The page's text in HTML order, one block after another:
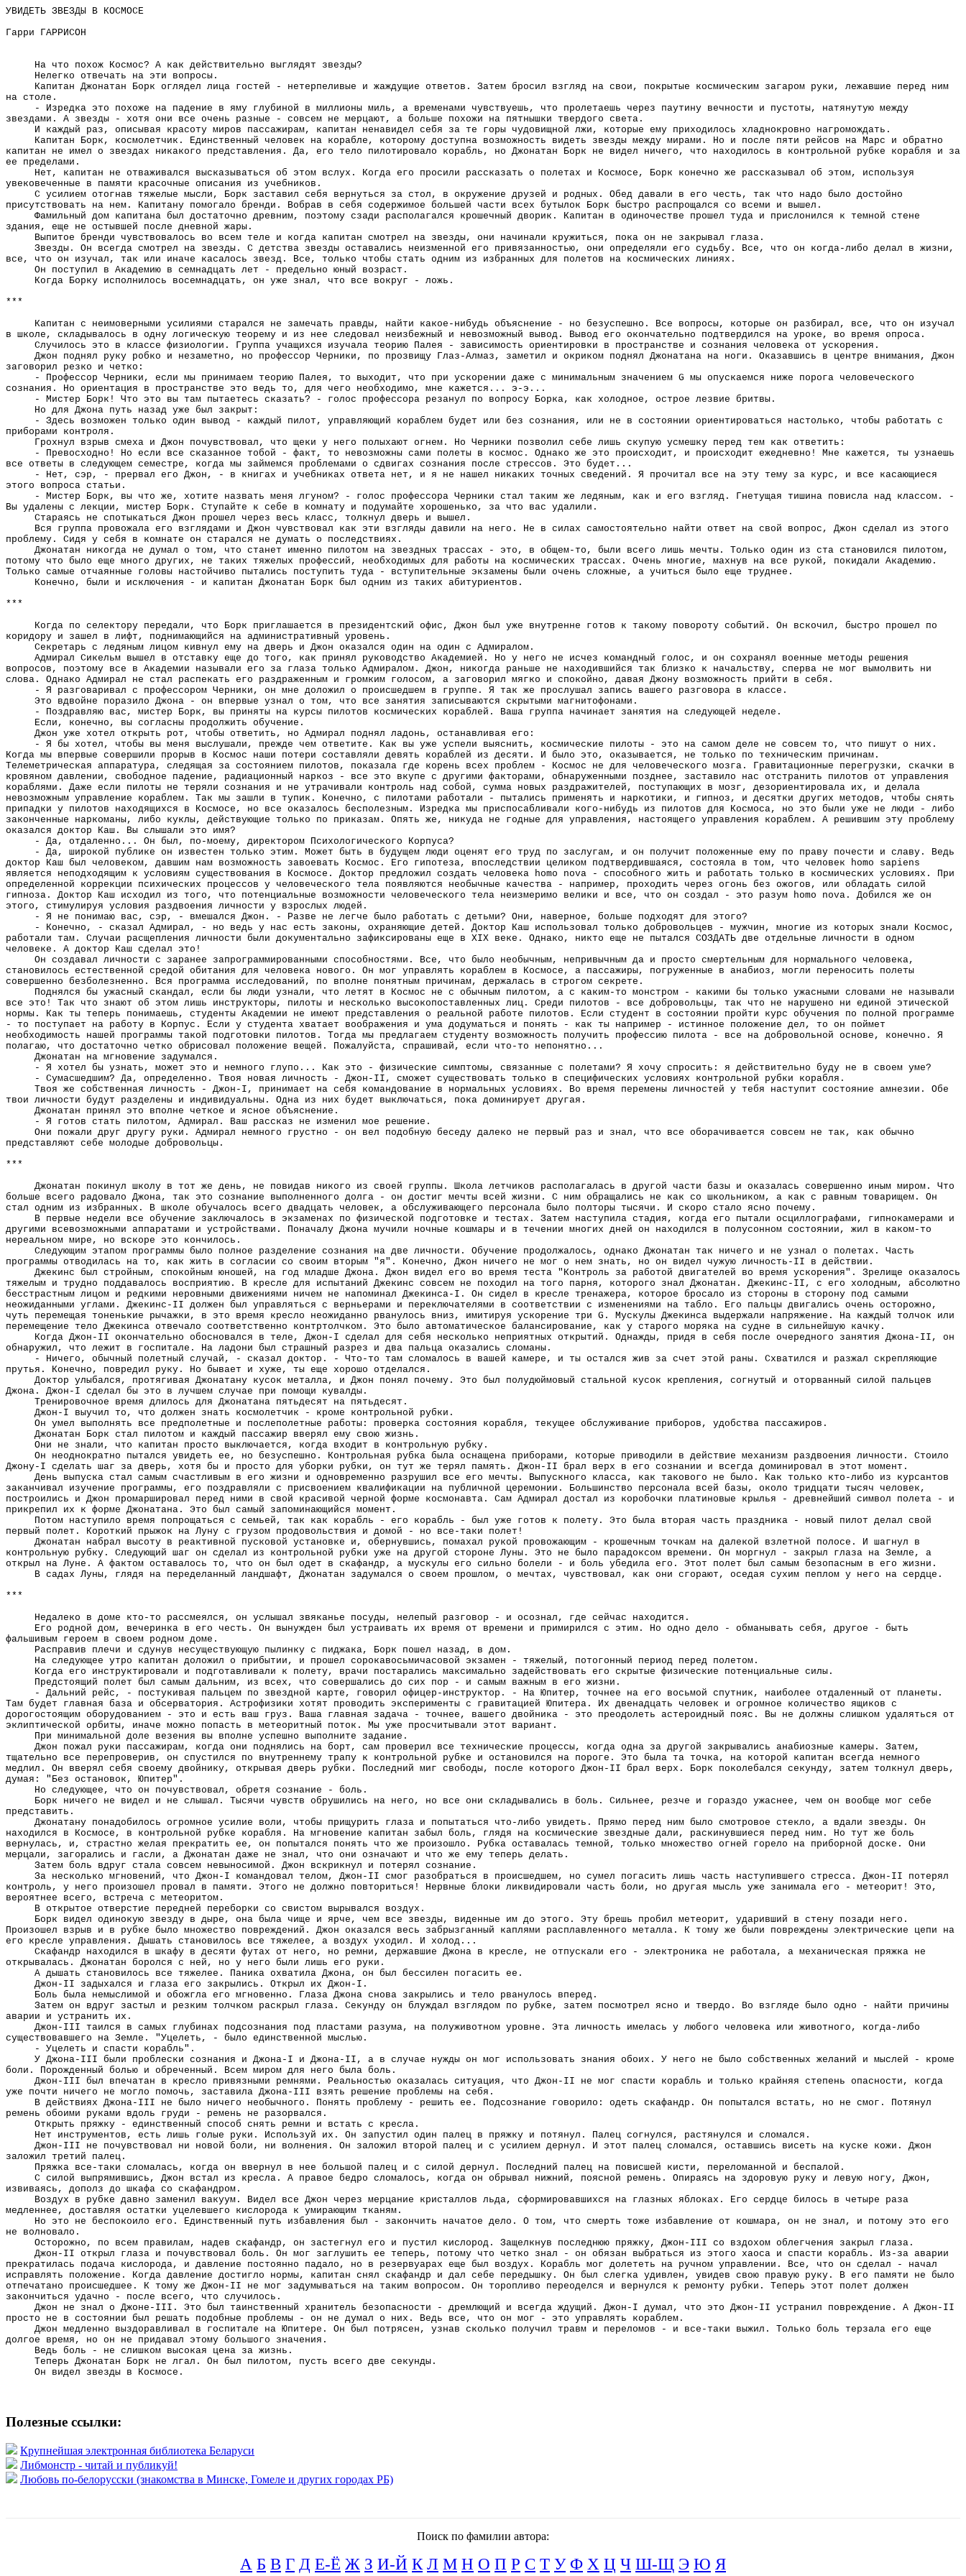
УВИДЕТЬ ЗВЕЗДЫ В КОСМОСЕ
Гарри ГАРРИСОН
На что похож Космос? А как действительно выглядят звезды?
Нелегко отвечать на эти вопросы.
Капитан Джонатан Борк оглядел лица гостей - нетерпеливые и жаждущие ответов. Затем бросил взгляд на свои, покрытые космическим загаром руки, лежавшие перед ним
на столе.
- Изредка это похоже на падение в яму глубиной в миллионы миль, а временами чувствуешь, что пролетаешь через паутину вечности и пустоты, натянутую между
звездами. А звезды - хотя они все очень разные - совсем не мерцают, а больше похожи на пятнышки твердого света.
И каждый раз, описывая красоту миров пассажирам, капитан ненавидел себя за те горы чудовищной лжи, которые ему приходилось хладнокровно нагромождать.
Капитан Борк, космолетчик. Единственный человек на корабле, которому доступна возможность видеть звезды между мирами. Но и после пяти рейсов на Марс и обратно
капитан не имел о звездах никакого представления. Да, его тело пилотировало корабль, но Джонатан Борк не видел ничего, что находилось в контрольной рубке корабля и за
ее пределами.
Нет, капитан не отваживался высказываться об этом вслух. Когда его просили рассказать о полетах и Космосе, Борк конечно же рассказывал об этом, используя
увековеченные в памяти красочные описания из учебников.
С усилием отогнав тяжелые мысли, Борк заставил себя вернуться за стол, в окружение друзей и родных. Обед давали в его честь, так что надо было достойно
присутствовать на нем. Капитану помогало бренди. Вобрав в себя содержимое большей части всех бутылок Борк быстро распрощался со всеми и вышел.
Фамильный дом капитана был достаточно древним, поэтому сзади располагался крошечный дворик. Капитан в одиночестве прошел туда и прислонился к темной стене
здания, еще не остывшей после дневной жары.
Выпитое бренди чувствовалось во всем теле и когда капитан смотрел на звезды, они начинали кружиться, пока он не закрывал глаза.
Звезды. Он всегда смотрел на звезды. С детства звезды оставались неизменной его привязанностью, они определяли его судьбу. Все, что он когда-либо делал в жизни,
все, что он изучал, так или иначе касалось звезд. Все, только чтобы стать одним из избранных для полетов на космических линиях.
Он поступил в Академию в семнадцать лет - предельно юный возраст.
Когда Борку исполнилось восемнадцать, он уже знал, что все вокруг - ложь.
***
Капитан с неимоверными усилиями старался не замечать правды, найти какое-нибудь объяснение - но безуспешно. Все вопросы, которые он разбирал, все, что он изучал
в школе, складывалось в одну логическую теорему и из нее следовал неизбежный и невозможный вывод. Вывод его окончательно подтвердился на уроке, во время опроса.
Случилось это в классе физиологии. Группа учащихся изучала теорию Палея - зависимость ориентировки в пространстве и сознания человека от ускорения.
Джон поднял руку робко и незаметно, но профессор Черники, по прозвищу Глаз-Алмаз, заметил и окриком поднял Джонатана на ноги. Оказавшись в центре внимания, Джон
заговорил резко и четко:
- Профессор Черники, если мы принимаем теорию Палея, то выходит, что при ускорении даже с минимальным значением G мы опускаемся ниже порога человеческого
сознания. Но ориентация в пространстве это ведь то, для чего необходимо, мне кажется... э-э...
- Мистер Борк! Что это вы там пытаетесь сказать? - голос профессора резанул по вопросу Борка, как холодное, острое лезвие бритвы.
Но для Джона путь назад уже был закрыт:
- Здесь возможен только один вывод - каждый пилот, управляющий кораблем будет или без сознания, или не в состоянии ориентироваться настолько, чтобы работать с
приборами контроля.
Грохнул взрыв смеха и Джон почувствовал, что щеки у него полыхают огнем. Но Черники позволил себе лишь скупую усмешку перед тем как ответить:
- Превосходно! Но если все сказанное тобой - факт, то невозможны сами полеты в космос. Однако же это происходит, и происходит ежедневно! Мне кажется, ты узнаешь
все ответы в следующем семестре, когда мы займемся проблемами о сдвигах сознания после стрессов. Это будет...
- Нет, сэр, - прервал его Джон, - в книгах и учебниках ответа нет, и я не нашел никаких точных сведений. Я прочитал все на эту тему за курс, и все касающиеся
этого вопроса статьи.
- Мистер Борк, вы что же, хотите назвать меня лгуном? - голос профессора Черники стал таким же ледяным, как и его взгляд. Гнетущая тишина повисла над классом. -
Вы удалены с лекции, мистер Борк. Ступайте к себе в комнату и подумайте хорошенько, за что вас удалили.
Стараясь не спотыкаться Джон прошел через весь класс, толкнул дверь и вышел.
Вся группа провожала его взглядами и Джон чувствовал как эти взгляды давили на него. Не в силах самостоятельно найти ответ на свой вопрос, Джон сделал из этого
проблему. Сидя у себя в комнате он старался не думать о последствиях.
Джонатан никогда не думал о том, что станет именно пилотом на звездных трассах - это, в общем-то, были всего лишь мечты. Только один из ста становился пилотом,
потому что было еще много других, не таких тяжелых профессий, необходимых для работы на космических трассах. Очень многие, махнув на все рукой, покидали Академию.
Только самые отчаянные головы настойчиво пытались поступить туда - вступительные экзамены были очень сложные, а учиться было еще труднее.
Конечно, были и исключения - и капитан Джонатан Борк был одним из таких абитуриентов.
***
Когда по селектору передали, что Борк приглашается в президентский офис, Джон был уже внутренне готов к такому повороту событий. Он вскочил, быстро прошел по
коридору и зашел в лифт, поднимающийся на административный уровень.
Секретарь с ледяным лицом кивнул ему на дверь и Джон оказался один на один с Адмиралом.
Адмирал Сикельм вышел в отставку еще до того, как принял руководство Академией. Но у него не исчез командный голос, и он сохранял военные методы решения
вопросов, поэтому все в Академии называли его за глаза только Адмиралом. Джон, никогда раньше не находившийся так близко к начальству, сперва не мог вымолвить ни
слова. Однако Адмирал не стал распекать его раздраженным и громким голосом, а заговорил мягко и спокойно, давая Джону возможность прийти в себя.
- Я разговаривал с профессором Черники, он мне доложил о происшедшем в группе. Я так же прослушал запись вашего разговора в классе.
Это вдвойне поразило Джона - он впервые узнал о том, что все занятия записываются скрытыми магнитофонами.
- Поздравляю вас, мистер Борк, вы приняты на курсы пилотов космических кораблей. Ваша группа начинает занятия на следующей неделе.
Если, конечно, вы согласны продолжить обучение.
Джон уже хотел открыть рот, чтобы ответить, но Адмирал поднял ладонь, останавливая его:
- Я бы хотел, чтобы вы меня выслушали, прежде чем ответите. Как вы уже успели выяснить, космические пилоты - это на самом деле не совсем то, что пишут о них.
Когда мы впервые совершили прорыв в Космос наши потери составляли девять кораблей из десяти. И было это, оказывается, не только по техническим причинам.
Телеметрическая аппаратура, следящая за состоянием пилотов, показала где корень всех проблем - Космос не для человеческого мозга. Гравитационные перегрузки, скачки в
кровяном давлении, свободное падение, радиационный наркоз - все это вкупе с другими факторами, обнаруженными позднее, заставило нас отстранить пилотов от управления
кораблями. Даже если пилоты не теряли сознания и не утрачивали контроль над собой, сумма новых раздражителей, поступающих в мозг, дезориентировала их, и делала
невозможным управление кораблем. Так мы зашли в тупик. Конечно, с пилотами работали - пытались применять и наркотики, и гипноз, и десятки других методов, чтобы снять
припадки у пилотов находящихся в Космосе, но все оказалось бесполезным. Изредка мы приспосабливали кого-нибудь из пилотов для Космоса, но это были уже не люди - либо
законченные наркоманы, либо куклы, действующие только по приказам. Опять же, никуда не годные для управления, настоящего управления кораблем. А решившим эту проблему
оказался доктор Каш. Вы слышали это имя?
- Да, отдаленно... Он был, по-моему, директором Психологического Корпуса?
- Да, широкой публике он известен только этим. Может быть в будущем люди оценят его труд по заслугам, и он получит положенные ему по праву почести и славу. Ведь
доктор Каш был человеком, давшим нам возможность завоевать Космос. Его гипотеза, впоследствии целиком подтвердившаяся, состояла в том, что человек homo sapiens
является неподходящим к условиям существования в Космосе. Доктор предложил создать человека homo nova - способного жить и работать только в космических условиях. При
определенной коррекции психических процессов у человеческого тела появляются необычные качества - например, проходить через огонь без ожогов, или обладать силой
гипноза. Доктор Каш исходил из того, что потенциальные возможности человеческого тела неизмеримо велики и все, что он создал - это разум homo nova. Добился же он
этого, стимулируя условия раздвоения личности у взрослых людей.
- Я не понимаю вас, сэр, - вмешался Джон. - Разве не легче было работать с детьми? Они, наверное, больше подходят для этого?
- Конечно, - сказал Адмирал, - но ведь у нас есть законы, охраняющие детей. Доктор Каш использовал только добровольцев - мужчин, многие из которых знали Космос,
работали там. Случаи расщепления личности были документально зафиксированы еще в ХIХ веке. Однако, никто еще не пытался СОЗДАТЬ две отдельные личности в одном
человеке. А доктор Каш сделал это!
Он создавал личности с заранее запрограммированными способностями. Все, что было необычным, непривычным да и просто смертельным для нормального человека,
становилось естественной средой обитания для человека нового. Он мог управлять кораблем в Космосе, а пассажиры, погруженные в анабиоз, могли переносить полеты
совершенно безболезненно. Вся программа исследований, по вполне понятным причинам, держалась в строгом секрете.
Поднялся бы ужасный скандал, если бы люди узнали, что летят в Космос не с обычным пилотом, а с каким-то монстром - какими бы только ужасными словами не называли
все это! Так что знают об этом лишь инструкторы, пилоты и несколько высокопоставленных лиц. Среди пилотов - все добровольцы, так что не нарушено ни единой этической
нормы. Как ты теперь понимаешь, студенты Академии не имеют представления о реальной работе пилотов. Если студент в состоянии пройти курс обучения по полной программе
- то поступает на работу в Корпус. Если у студента хватает воображения и ума додуматься и понять - как ты например - истинное положение дел, то он поймет
необходимость нашей программы такой подготовки пилотов. Тогда мы предлагаем студенту возможность получить профессию пилота - все на добровольной основе, конечно. Я
полагаю, что достаточно четко обрисовал положение вещей. Пожалуйста, спрашивай, если что-то непонятно...
Джонатан на мгновение задумался.
- Я хотел бы узнать, может это и немного глупо... Как это - физические симптомы, связанные с полетами? Я хочу спросить: я действительно буду не в своем уме?
- Сумасшедшим? Да, определенно. Твоя новая личность - Джон-II, сможет существовать только в специфических условиях контрольной рубки корабля.
Твоя же собственная личность - Джон-I, принимает на себя командование в нормальных условиях. Во время перемены личностей у тебя наступит состояние амнезии. Обе
твои личности будут разделены и индивидуальны. Одна из них будет выключаться, пока доминирует другая.
Джонатан принял это вполне четкое и ясное объяснение.
- Я готов стать пилотом, Адмирал. Ваш рассказ не изменил мое решение.
Они пожали друг другу руки. Адмирал немного грустно - он вел подобную беседу далеко не первый раз и знал, что все оборачивается совсем не так, как обычно
представляют себе молодые добровольцы.
***
Джонатан покинул школу в тот же день, не повидав никого из своей группы. Школа летчиков располагалась в другой части базы и оказалась совершенно иным миром. Что
больше всего радовало Джона, так это сознание выполненного долга - он достиг мечты всей жизни. С ним обращались не как со школьником, а как с равным товарищем. Он
стал одним из избранных. В школе обучалось всего двадцать человек, а обслуживающего персонала было полторы тысячи. И скоро стало ясно почему.
В первые недели все обучение заключалось в экзаменах по физической подготовке и тестах. Затем наступила стадия, когда его пытали осциллографами, гипнокамерами и
другими всевозможными аппаратами и устройствами. Поначалу Джона мучили ночные кошмары и в течении многих дней он находился в полусонном состоянии, жил в каком-то
нереальном мире, но вскоре это кончилось.
Следующим этапом программы было полное разделение сознания на две личности. Обучение продолжалось, однако Джонатан так ничего и не узнал о полетах. Часть
программы отводилась на то, как жить в согласии со своим вторым "я". Конечно, Джон ничего не мог о нем знать, но он видел чужую личность-II в действии.
Джекинс был стройным, спокойным юношей, на год младше Джона. Джон видел его во время теста "Контроль за работой двигателей во время ускорения". Зрелище оказалось
тяжелым и трудно поддавалось восприятию. В кресле для испытаний Джекинс совсем не походил на того парня, которого знал Джонатан. Джекинс-II, с его холодным, абсолютно
бесстрастным лицом и редкими неровными движениями ничем не напоминал Джекинса-I. Он сидел в кресле тренажера, которое бросало из стороны в сторону под самыми
неожиданными углами. Джекинс-II должен был управляться с верньерами и переключателями в соответствии с изменениями на табло. Его пальцы двигались очень осторожно,
чуть перемещая тоненькие рычажки, в это время кресло неожиданно рванулось вниз, имитируя ускорение три G. Мускулы Джекинса выдержали напряжение. На каждый толчок или
перемещение тело Джекинса отвечало соответственно контртолчком. Это было автоматическое балансирование, как у старого моряка на судне в сильнейшую качку.
Когда Джон-II окончательно обосновался в теле, Джон-I сделал для себя несколько неприятных открытий. Однажды, придя в себя после очередного занятия Джона-II, он
обнаружил, что лежит в госпитале. На ладони был страшный разрез и два пальца оказались сломаны.
- Ничего, обычный полетный случай, - сказал доктор. - Что-то там сломалось в вашей камере, и ты остался жив за счет этой раны. Схватился и разжал скрепляющие
прутья. Конечно, повредил руку. Но бывает и хуже, ты еще хорошо отделался.
Доктор улыбался, протягивая Джонатану кусок металла, и Джон понял почему. Это был полудюймовый стальной кусок крепления, согнутый и оторванный силой пальцев
Джона. Джон-I сделал бы это в лучшем случае при помощи кувалды.
Тренировочное время длилось для Джонатана пятьдесят на пятьдесят.
Джон-I выучил то, что должен знать космолетчик - кроме контрольной рубки.
Он умел выполнять все предполетные и послеполетные работы: проверка состояния корабля, текущее обслуживание приборов, удобства пассажиров.
Джонатан Борк стал пилотом и каждый пассажир вверял ему свою жизнь.
Они не знали, что капитан просто выключается, когда входит в контрольную рубку.
Он неоднократно пытался увидеть ее, но безуспешно. Контрольная рубка была оснащена приборами, которые приводили в действие механизм раздвоения личности. Стоило
Джону-I сделать шаг за дверь, хотя бы и просто для уборки рубки, он тут же терял память. Джон-II брал верх в его сознании и всегда доминировал в этот момент.
День выпуска стал самым счастливым в его жизни и одновременно разрушил все его мечты. Выпускного класса, как такового не было. Как только кто-либо из курсантов
заканчивал изучение программы, его поздравляли с присвоением квалификации на публичной церемонии. Большинство персонала всей базы, около тридцати тысяч человек,
построились и Джон промаршировал перед ними в свой красивой черной форме космонавта. Сам Адмирал достал из коробочки платиновые крылья - древнейший символ полета - и
прикрепил их к форме Джонатана. Это был самый запоминающийся момент.
Потом наступило время попрощаться с семьей, так как корабль - его корабль - был уже готов к полету. Это была вторая часть праздника - новый пилот делал свой
первый полет. Короткий прыжок на Луну с грузом продовольствия и домой - но все-таки полет!
Джонатан набрал высоту в реактивной пусковой установке и, обернувшись, помахал рукой провожающим - крошечным точкам на далекой взлетной полосе. И шагнул в
контрольную рубку. Следующий шаг он сделал из контрольной рубки уже на другой стороне Луны. Это не было парадоксом времени. Он моргнул - закрыл глаза на Земле, а
открыл на Луне. А фактом оставалось то, что он был одет в скафандр, а мускулы его сильно болели - и боль убедила его. Этот полет был самым безопасным в его жизни.
В садах Луны, глядя на переделанный ландшафт, Джонатан задумался о своем прошлом, о мечтах, чувствовал, как они сгорают, оседая сухим пеплом у него на сердце.
***
Недалеко в доме кто-то рассмеялся, он услышал звяканье посуды, нелепый разговор - и осознал, где сейчас находится.
Его родной дом, вечеринка в его честь. Он вынужден был устраивать их время от времени и примирился с этим. Но одно дело - обманывать себя, другое - быть
фальшивым героем в своем родном доме.
Расправив плечи и сдунув несуществующую пылинку с пиджака, Борк пошел назад, в дом.
На следующее утро капитан доложил о прибытии, и прошел сорокавосьмичасовой экзамен - тяжелый, потогонный период перед полетом.
Когда его инструктировали и подготавливали к полету, врачи постарались максимально задействовать его скрытые физические потенциальные силы.
Предстоящий полет был самым дальним, из всех, что совершались до сих пор - и самым важным в его жизни.
- Дальний рейс, - постукивая пальцем по звездной карте, говорил офицер-инструктор. - На Юпитер, точнее на его восьмой спутник, наиболее отдаленный от планеты.
Там будет главная база и обсерватория. Астрофизики хотят проводить эксперименты с гравитацией Юпитера. Их двенадцать человек и огромное количество ящиков с
дорогостоящим оборудованием - это и есть ваш груз. Ваша главная задача - точнее, вашего двойника - это преодолеть астероидный пояс. Вы не должны слишком удаляться от
эклиптической орбиты, иначе можно попасть в метеоритный поток. Мы уже просчитывали этот вариант.
При минимальной доле везения вы вполне успешно выполните задание.
Джон пожал руки пассажирам, когда они поднялись на борт, сам проверил все технические процессы, когда одна за другой закрывались анабиозные камеры. Затем,
тщательно все перепроверив, он спустился по внутреннему трапу к контрольной рубке и остановился на пороге. Это была та точка, на которой капитан всегда немного
медлил. Он вверял себя своему двойнику, открывая дверь рубки. Последний миг свободы, после которого Джон-II брал верх. Борк поколебался секунду, затем толкнул дверь,
думая: "Без остановок, Юпитер".
Но следующее, что он почувствовал, обретя сознание - боль.
Борк ничего не видел и не слышал. Тысячи чувств обрушились на него, но все они складывались в боль. Сильнее, резче и гораздо ужаснее, чем он вообще мог себе
представить.
Джонатану понадобилось огромное усилие воли, чтобы прищурить глаза и попытаться что-либо увидеть. Прямо перед ним было смотровое стекло, а вдали звезды. Он
находился в Космосе, в контрольной рубке корабля. На мгновение капитан забыл боль, глядя на космические звездные дали, раскинувшиеся перед ним. Но тут же боль
вернулась, и, страстно желая прекратить ее, он попытался понять что же произошло. Рубка оставалась темной, только множество огней горело на приборной доске. Они
мерцали, загорались и гасли, а Джонатан даже не знал, что они означают и что же ему теперь делать.
Затем боль вдруг стала совсем невыносимой. Джон вскрикнул и потерял сознание.
За несколько мгновений, что Джон-I командовал телом, Джон-II смог разобраться в происшедшем, но сумел погасить лишь часть наступившего стресса. Джон-II потерял
контроль, у него произошел провал в памяти. Этого не должно повториться! Нервные блоки ликвидировали часть боли, но другая мысль уже занимала его - метеорит! Это,
вероятнее всего, встреча с метеоритом.
В открытое отверстие передней переборки со свистом вырывался воздух.
Борк видел одинокую звезду в дыре, она была чище и ярче, чем все звезды, виденные им до этого. Эту брешь пробил метеорит, ударивший в стену позади него.
Произошел взрыв и в рубке было множество повреждений. Джон оказался весь забрызганный каплями расплавленного металла. К тому же были повреждены электрические цепи на
его кресле управления. Дышать становилось все тяжелее, а воздух уходил. И холод...
Скафандр находился в шкафу в десяти футах от него, но ремни, державшие Джона в кресле, не отпускали его - электроника не работала, а механическая пряжка не
открывалась. Джонатан боролся с ней, но у него были лишь его руки.
А дышать становилось все тяжелее. Паника охватила Джона, он был бессилен погасить ее.
Джон-II задыхался и глаза его закрылись. Открыл их Джон-I.
Боль была немыслимой и обожгла его мгновенно. Глаза Джона снова закрылись и тело рванулось вперед.
Затем он вдруг застыл и резким толчком раскрыл глаза. Секунду он блуждал взглядом по рубке, затем посмотрел ясно и твердо. Во взгляде было одно - найти причины
аварии и устранить их.
Джон-III таился в самых глубинах подсознания под пластами разума, на полуживотном уровне. Эта личность имелась у любого человека или животного, когда-либо
существовавшего на Земле. "Уцелеть, - было единственной мыслью.
- Уцелеть и спасти корабль".
У Джона-III были проблески сознания и Джона-I и Джона-II, а в случае нужды он мог использовать знания обоих. У него не было собственных желаний и мыслей - кроме
боли. Порожденный болью и обреченный. Всем миром для него была боль.
Джон-III был впечатан в кресло привязными ремнями. Реальностью оказалась ситуация, что Джон-II не мог спасти корабль и только крайняя степень опасности, когда
уже почти ничего не могло помочь, заставила Джона-III взять решение проблемы на себя.
В действиях Джона-III не было ничего необычного. Понять проблему - решить ее. Подсознание говорило: одеть скафандр. Он попытался встать, но не смог. Потянул
ремень обоими руками вдоль груди - ремень не разорвался.
Открыть пряжку - единственный способ снять ремни и встать с кресла.
Нет инструментов, есть лишь голые руки. Используй их. Он запустил один палец в пряжку и потянул. Палец согнулся, растянулся и сломался.
Джон-III не почувствовал ни новой боли, ни волнения. Он заложил второй палец и с усилием дернул. И этот палец сломался, оставшись висеть на куске кожи. Джон
заложил третий палец.
Пряжка все-таки сломалась, когда он ввернул в нее большой палец и с силой дернул. Последний палец на повисшей кисти, переломанной и беспалой.
С силой выпрямившись, Джон встал из кресла. А правое бедро сломалось, когда он обрывал нижний, поясной ремень. Опираясь на здоровую руку и левую ногу, Джон,
извиваясь, дополз до шкафа со скафандром.
Воздух в рубке давно заменил вакуум. Видел все Джон через мерцание кристаллов льда, сформировавшихся на глазных яблоках. Его сердце билось в четыре раза
медленнее, доставляя остатки уцелевшего кислорода к умирающим тканям.
Но это не беспокоило его. Единственный путь избавления был - закончить начатое дело. О том, что смерть тоже избавление от кошмара, он не знал, и потому это его
не волновало.
Осторожно, по всем правилам, надев скафандр, он застегнул его и пустил кислород. Защелкнув последнюю пряжку, Джон-III со вздохом облегчения закрыл глаза.
Джон-II открыл глаза и почувствовал боль. Он мог заглушить ее теперь, потому что четко знал - он обязан выбраться из этого хаоса и спасти корабль. Из-за аварии
прекратилась подача кислорода, и давление постоянно падало, но в резервуарах еще был воздух. Корабль мог долететь на ручном управлении. Все, что он сделал - начал
исправлять положение. Когда давление достигло нормы, капитан снял скафандр и дал себе передышку. Он был слегка удивлен, увидев свою правую руку. В его памяти не было
отпечатано происшедшее. К тому же Джон-II не мог задумываться на таким вопросом. Он торопливо переоделся и вернулся к ремонту рубки. Теперь этот полет должен
закончиться удачно - после всего, что случилось.
Джон не знал о Джоне-III. Это был таинственный хранитель безопасности - дремлющий и всегда ждущий. Джон-I думал, что это Джон-II устранил повреждение. А Джон-II
просто не в состоянии был решать подобные проблемы - он не думал о них. Ведь все, что он мог - это управлять кораблем.
Джон медленно выздоравливал в госпитале на Юпитере. Он был потрясен, узнав сколько получил травм и переломов - и все-таки выжил. Только боль терзала его еще
долгое время, но он не придавал этому большого значения.
Ведь боль - не слишком высокая цена за жизнь.
Теперь Джонатан Борк не лгал. Он был пилотом, пусть всего две секунды.
Он видел звезды в Космосе.
Полезные ссылки:
Крупнейшая электронная библиотека Беларуси
Либмонстр - читай и публикуй!
Любовь по-белорусски (знакомства в Минске, Гомеле и других городах РБ)
Поиск по фамилии автора:
А Б В Г Д Е-Ё Ж З И-Й К Л М Н О П Р С Т У Ф Х Ц Ч Ш-Щ Э Ю Я